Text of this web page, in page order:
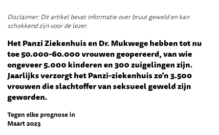
Disclaimer: Dit artikel bevat informatie over bruut geweld en kan
schokkend zijn voor de lezer.
Het Panzi Ziekenhuis en Dr. Mukwege hebben tot nu
toe 50.000-60.000 vrouwen geopereerd, van wie
ongeveer 5.000 kinderen en 300 zuigelingen zijn.
Jaarlijks verzorgt het Panzi-ziekenhuis zo’n 3.500
vrouwen die slachtoffer van seksueel geweld zijn
geworden.
Tegen elke prognose in
Maart 2023